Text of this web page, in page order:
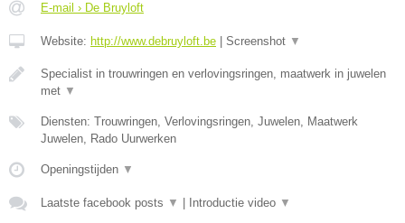
E-mail › De Bruyloft
Website: http://www.debruyloft.be Screenshot ▼
Specialist in trouwringen en verlovingsringen, maatwerk in juwelen
met ▼
Diensten: Trouwringen, Verlovingsringen, Juwelen, Maatwerk
Juwelen, Rado Uurwerken
Openingstijden ▼
Laatste facebook posts ▼ Introductie video ▼